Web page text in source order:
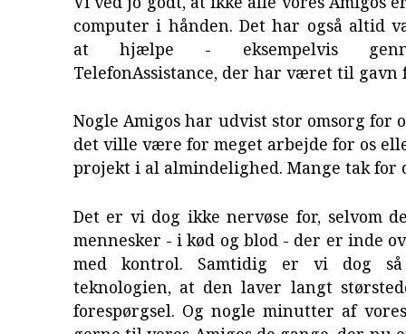
computer i hånden. Det har også altid
at hjælpe - eksempelvis
TelefonAssistance, der har været til gavn
Nogle Amigos har udvist stor omsorg for
det ville være for meget arbejde for os
projekt i al almindelighed. Mange tak for
Det er vi dog ikke nervøse for, selvom
mennesker - i kød og blod - der er inde
med kontrol. Samtidig er vi dog
teknologien, at den laver langt
forespørgsel. Og nogle minutter af